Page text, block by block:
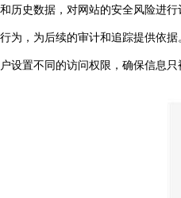
史数据，对网站的安全风险进行
，为后续的审计和追踪提供依据
置不同的访问权限，确保信息只